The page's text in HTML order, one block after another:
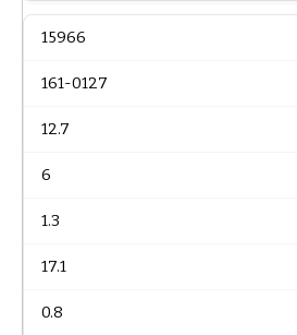
15966
161-0127
12.7
6
1.3
17.1
0.8